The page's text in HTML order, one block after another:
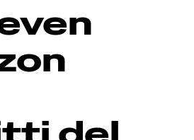
del
Mandela